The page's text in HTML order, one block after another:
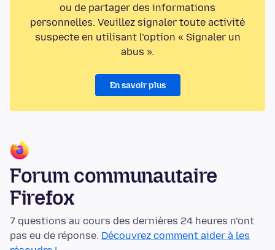
ou de partager des informations
personnelles. Veuillez signaler toute activité
suspecte en utilisant l’option « Signaler un
abus ».
En savoir plus
Forum communautaire
Firefox
7 questions au cours des dernières 24 heures n’ont
pas eu de réponse. Découvrez comment aider à les